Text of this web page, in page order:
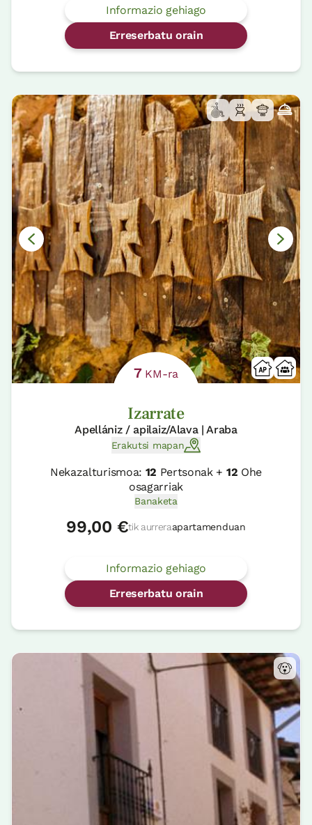
Informazio gehiago
Erreserbatu orain
7KM-ra
Izarrate
Apellániz / apilaiz/Alava | Araba
Erakutsi mapan
Nekazalturismoa: 12 Pertsonak + 12 Ohe
osagarriak
Banaketa
99,00 €tik aurreraapartamenduan
Informazio gehiago
Erreserbatu orain